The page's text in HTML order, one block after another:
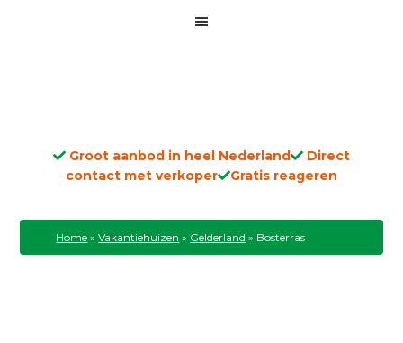
Groot aanbod in heel Nederland
Direct
contact met verkoper
Gratis reageren
Home »Vakantiehuizen » Gelderland » Bosterras